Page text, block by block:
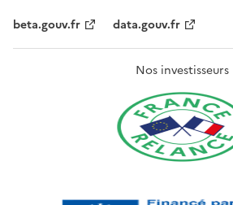
beta.gouv.fr
data.gouv.fr
Nos investisseurs